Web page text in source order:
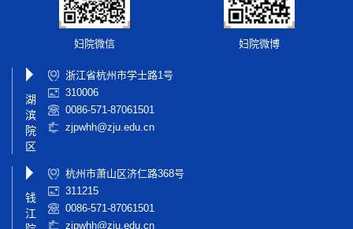
妇院微信 妇院微博
湖
滨
院
区
浙江省杭州市学士路1号
310006
0086-571-87061501
zjpwhh@zju.edu.cn
钱
江
杭州市萧山区济仁路368号
311215
0086-571-87061501
zjpwhh@zju.edu.cn